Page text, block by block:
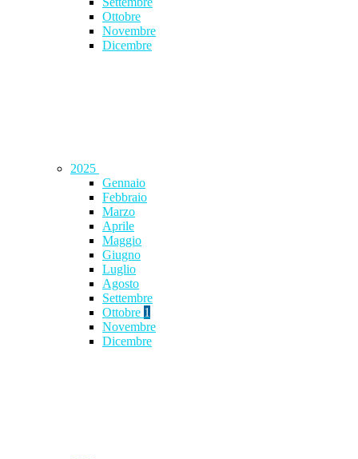
Ottobre
Novembre
Dicembre
2025
Gennaio
Febbraio
Marzo
Aprile
Maggio
Giugno
Luglio
Agosto
Settembre
Ottobre 1
Novembre
Dicembre